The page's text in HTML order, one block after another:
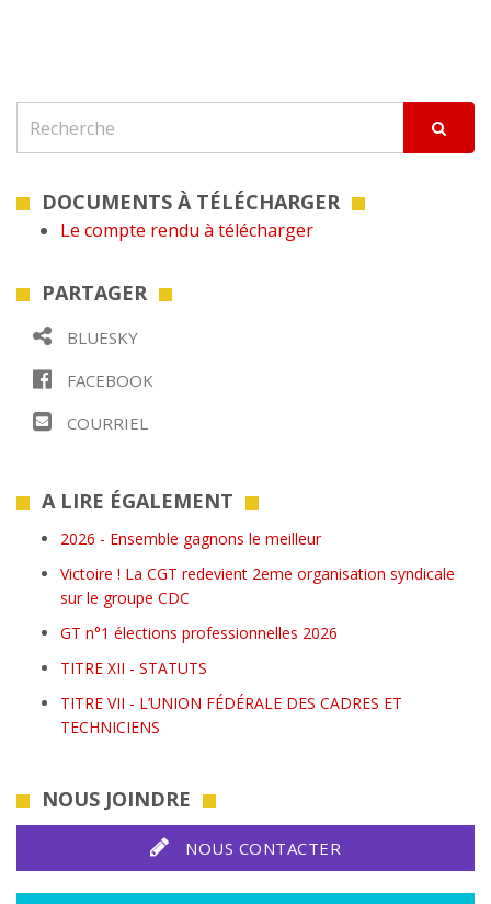
DOCUMENTS À TÉLÉCHARGER
Le compte rendu à télécharger
PARTAGER
BLUESKY
FACEBOOK
COURRIEL
A LIRE ÉGALEMENT
2026 - Ensemble gagnons le meilleur
Victoire ! La CGT redevient 2eme organisation syndicale
sur le groupe CDC
GT n°1 élections professionnelles 2026
TITRE XII - STATUTS
TITRE VII - L’UNION FÉDÉRALE DES CADRES ET
TECHNICIENS
NOUS JOINDRE
NOUS CONTACTER